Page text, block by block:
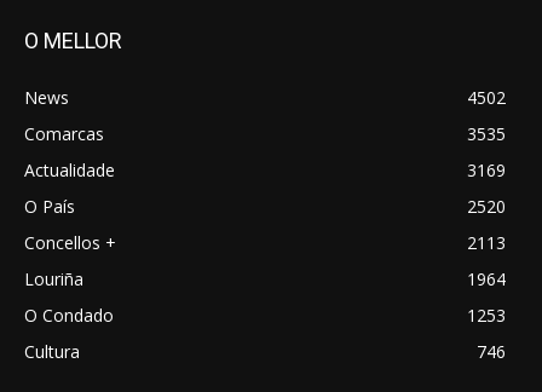
O MELLOR
News
4502
Comarcas
3535
Actualidade
3169
O País
2520
Concellos +
2113
Louriña
1964
O Condado
1253
Cultura
746